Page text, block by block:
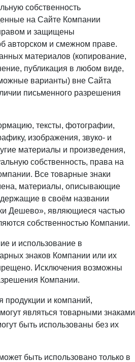
собственность
на Сайте Компании
и защищены
авторском и смежном праве.
материалов (копирование,
публикация в любом виде,
варианты) вне Сайта
письменного разрешения
тексты, фотографии,
изображения, звуко- и
материалы и произведения,
собственность, права на
Все товарные знаки
материалы, описывающие
в своём названии
Дешево», являющиеся частью
собственностью Компании.
и использование в
знаков Компании или их
Исключения возможны
Компании.
продукции и компаний,
являться товарными знаками
быть использованы без их
быть использовано только в